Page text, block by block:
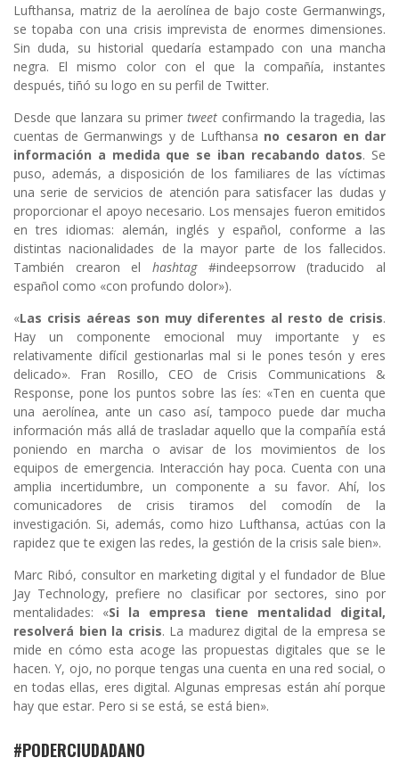
Lufthansa, matriz de la aerolínea de bajo coste Germanwings,
se topaba con una crisis imprevista de enormes dimensiones.
Sin duda, su historial quedaría estampado con una mancha
negra. El mismo color con el que la compañía, instantes
después, tiñó su logo en su perfil de Twitter.
Desde que lanzara su primer tweet confirmando la tragedia, las
cuentas de Germanwings y de Lufthansa no cesaron en dar
información a medida que se iban recabando datos. Se
puso, además, a disposición de los familiares de las víctimas
una serie de servicios de atención para satisfacer las dudas y
proporcionar el apoyo necesario. Los mensajes fueron emitidos
en tres idiomas: alemán, inglés y español, conforme a las
distintas nacionalidades de la mayor parte de los fallecidos.
También crearon el hashtag#indeepsorrow (traducido al
español como «con profundo dolor»).
«Las crisis aéreas son muy diferentes al resto de crisis.
Hay un componente emocional muy importante y es
relativamente difícil gestionarlas mal si le pones tesón y eres
delicado». Fran Rosillo, CEO de Crisis Communications &
Response, pone los puntos sobre las íes: «Ten en cuenta que
una aerolínea, ante un caso así, tampoco puede dar mucha
información más allá de trasladar aquello que la compañía está
poniendo en marcha o avisar de los movimientos de los
equipos de emergencia. Interacción hay poca. Cuenta con una
amplia incertidumbre, un componente a su favor. Ahí, los
comunicadores de crisis tiramos del comodín de la
investigación. Si, además, como hizo Lufthansa, actúas con la
rapidez que te exigen las redes, la gestión de la crisis sale bien».
Marc Ribó, consultor en marketing digital y el fundador de Blue
Jay Technology, prefiere no clasificar por sectores, sino por
mentalidades: «Si la empresa tiene mentalidad digital,
resolverá bien la crisis. La madurez digital de la empresa se
mide en cómo esta acoge las propuestas digitales que se le
hacen. Y, ojo, no porque tengas una cuenta en una red social, o
en todas ellas, eres digital. Algunas empresas están ahí porque
hay que estar. Pero si se está, se está bien».
#PODERCIUDADANO